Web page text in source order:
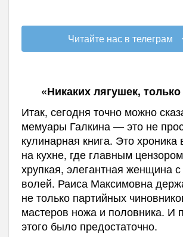
Читайте нас в телеграм
«Никаких лягушек,
Итак, сегодня точно можно
мемуары Галкина — это не
кулинарная книга. Это
на кухне, где главным
хрупкая, элегантная женщина
волей. Раиса Максимовна
не только партийных
мастеров ножа и половника. И
этого было предостаточно.